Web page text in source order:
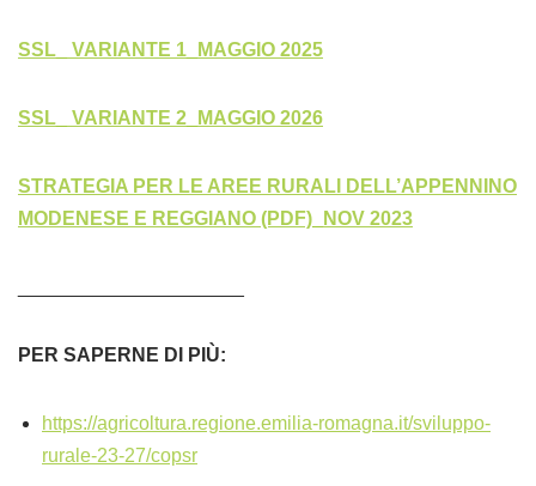
SSL_ VARIANTE 1_MAGGIO 2025
SSL_ VARIANTE 2_MAGGIO 2026
STRATEGIA PER LE AREE RURALI DELL’APPENNINO
MODENESE E REGGIANO (PDF)_NOV 2023
PER SAPERNE DI PIÙ:
https://agricoltura.regione.emilia-romagna.it/sviluppo-
rurale-23-27/copsr